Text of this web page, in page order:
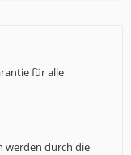
für alle
werden durch die